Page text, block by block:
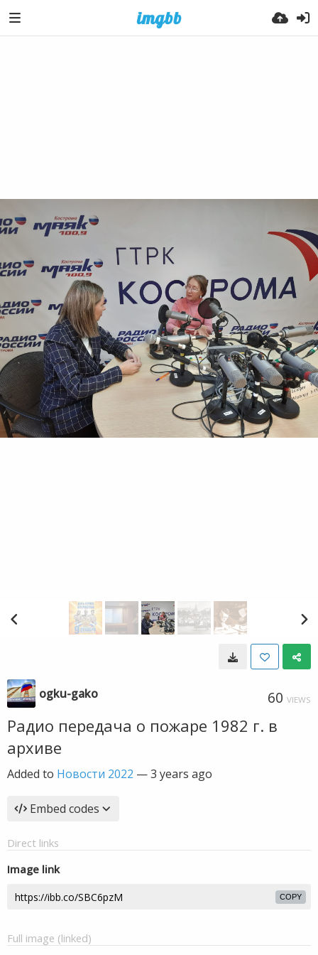
ogku-gako 60 VIEWS
Радио передача о пожаре 1982 г. в
архиве
Added to Новости 2022 —3 years ago
Embed codes
Direct links
Image link
COPY
Full image (linked)